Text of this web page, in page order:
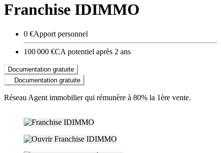
Franchise IDIMMO
0 €Apport personnel
100 000 €CA potentiel après 2 ans
Documentation gratuite
Documentation gratuite
Réseau Agent immobilier qui rémunère à 80% la 1ère vente.